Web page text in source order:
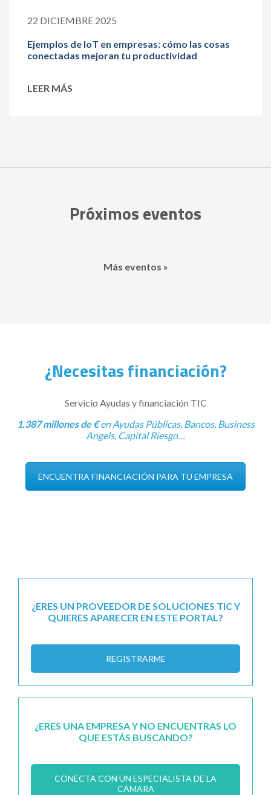
22 DICIEMBRE 2025
Ejemplos de IoT en empresas: cómo las cosas
conectadas mejoran tu productividad
LEER MÁS
Próximos eventos
Más eventos »
¿Necesitas financiación?
Servicio Ayudas y financiación TIC
1.387 millones de €en Ayudas Públicas, Bancos, Business
Angels, Capital Riesgo…
ENCUENTRA FINANCIACIÓN PARA TU EMPRESA
¿ERES UN PROVEEDOR DE SOLUCIONES TIC Y
QUIERES APARECER EN ESTE PORTAL?
REGISTRARME
¿ERES UNA EMPRESA Y NO ENCUENTRAS LO
QUE ESTÁS BUSCANDO?
CONECTA CON UN ESPECIALISTA DE LA
CÁMARA